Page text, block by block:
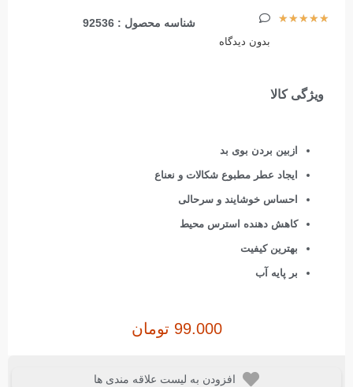
★
★
★
★
★
بدون دیدگاه
شناسه محصول : 92536
ویژگی کالا
ازبین بردن بوی بد
ایجاد عطر مطبوع شکالات و نعناع
احساس خوشایند و سرحالی
کاهش دهنده استرس محیط
بهترین کیفیت
بر پایه آب
99.000 تومان
افزودن به لیست علاقه مندی ها